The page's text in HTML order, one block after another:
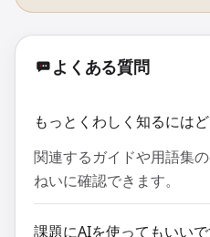
よくある質問
もっとくわしく知るには
関連するガイドや用語集
ねいに確認できます。
課題にAIを使ってもいいで